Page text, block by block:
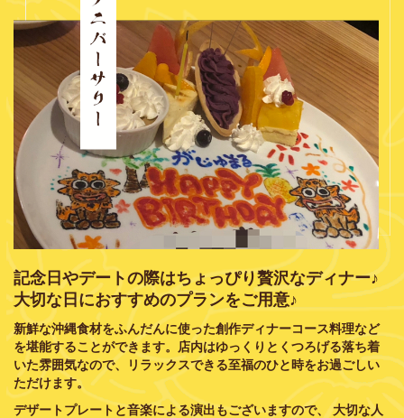
記念日やデートの際はちょっぴり贅沢なディナー♪
​​​​​​​大切な日におすすめのプランをご用意♪
新鮮な沖縄食材をふんだんに使った創作ディナーコース料理など
を堪能することができます。店内はゆっくりとくつろげる落ち着
いた雰囲気なので、リラックスできる至福のひと時をお過ごしい
ただけます。
デザートプレートと音楽による演出もございますので、 大切な人